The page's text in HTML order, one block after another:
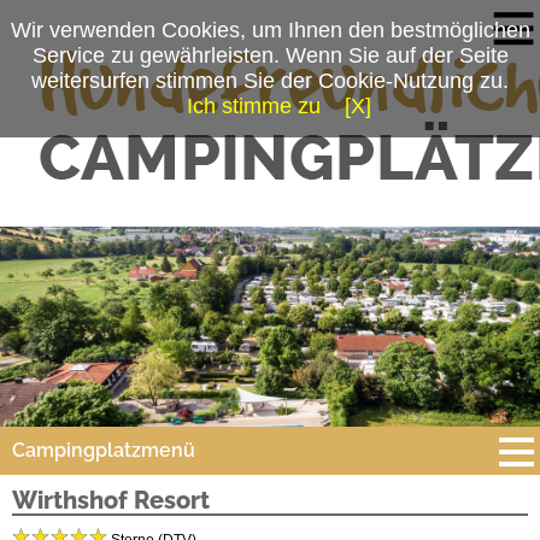
Campingplatzmenü
Platzdaten
Wirthshof Resort
Wir verwenden Cookies, um Ihnen den bestmöglichen
Service zu gewährleisten. Wenn Sie auf der Seite
weitersurfen stimmen Sie der Cookie-Nutzung zu.
Ich stimme zu
[X]